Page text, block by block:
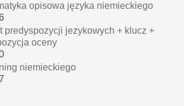
opisowa języka niemieckiego
predyspozycji jezykowych + klucz +
oceny
niemieckiego